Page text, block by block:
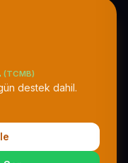
(TCMB)
destek dahil.